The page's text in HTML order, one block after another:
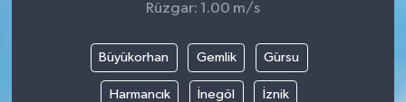
Rüzgar: 1.00 m/s
Büyükorhan Gemlik Gürsu
Harmancık İnegöl İznik